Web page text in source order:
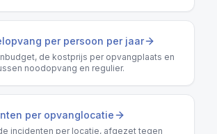
per persoon per jaar
de kostprijs per opvangplaats en
noodopvang en regulier.
per opvanglocatie
incidenten per locatie, afgezet tegen